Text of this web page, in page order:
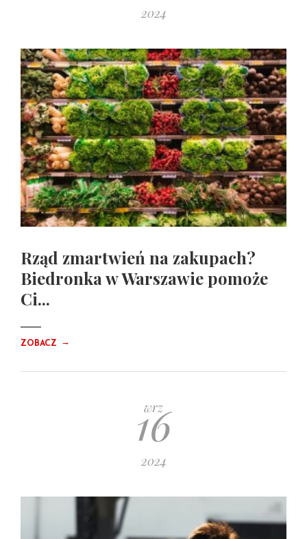
2024
Rząd zmartwień na zakupach?
Biedronka w Warszawie pomoże
Ci...
ZOBACZ →
wrz
16
2024